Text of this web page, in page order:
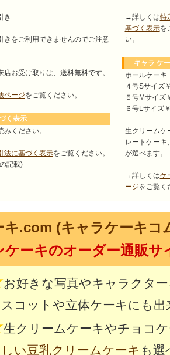
き
きをご利用できませんのでご注意
お受け取りは、送料無料です。
ページをご覧ください。
く表示
ください。
法に基づく表示をご覧ください。
記載)
→詳しくは特
基づく表示を
い。
キャラ ケ
ホールケーキ
４号Sサイズ
５号Mサイズ
６号Lサイズ
生クリームケ
レートケーキ
が選べます。
→詳しくはケ
ージをご覧く
キ.com (キャラケーキコ
ケーキのオーダー通販サ
お好きな写真やキャラクタ
コットや立体ケーキにも出
生クリームケーキやチョコ
い豆乳クリームケーキ も選